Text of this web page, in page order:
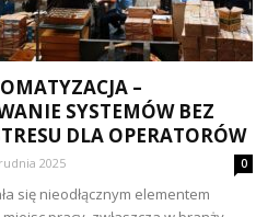
–
SYSTEMÓW BEZ
DLA OPERATORÓW
2025 0
się nieodłącznym elementem